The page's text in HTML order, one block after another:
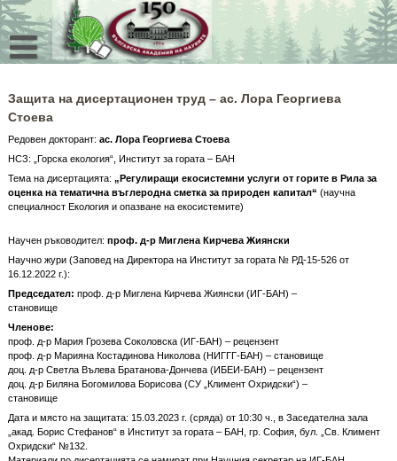
Skip
to
content
Защита на дисертационен труд – ас. Лора Георгиева
Стоева
Редовен докторант: ас. Лора Георгиева Стоева
НСЗ: „Горска екология“, Институт за гората – БАН
Тема на дисертацията: „Регулиращи екосистемни услуги от горите в Рила за
оценка на тематична въглеродна сметка за природен капитал“ (научна
специалност Екология и опазване на екосистемите)
Научен ръководител: проф. д-р Миглена Кирчева Жиянски
Научно жури (Заповед на Директора на Институт за гората № РД-15-526 от
16.12.2022 г.):
Председател: проф. д-р Миглена Кирчева Жиянски (ИГ-БАН) –
становище
Членове:
проф. д-р Мария Грозева Соколовска (ИГ-БАН) – рецензент
проф. д-р Марияна Костадинова Николова (НИГГГ-БАН) – становище
доц. д-р Светла Вълева Братанова-Дончева (ИБЕИ-БАН) – рецензент
доц. д-р Биляна Богомилова Борисова (СУ „Климент Охридски“) –
становище
Дата и място на защитата: 15.03.2023 г. (сряда) от 10:30 ч., в Заседателна зала
„акад. Борис Стефанов“ в Институт за гората – БАН, гр. София, бул. „Св. Климент
Охридски“ №132.